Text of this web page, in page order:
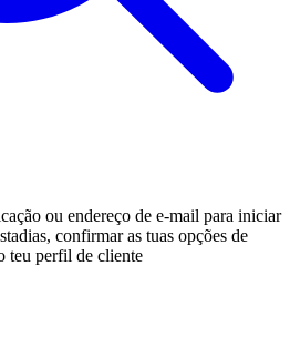
ou endereço de e-mail para iniciar
confirmar as tuas opções de
teu perfil de cliente